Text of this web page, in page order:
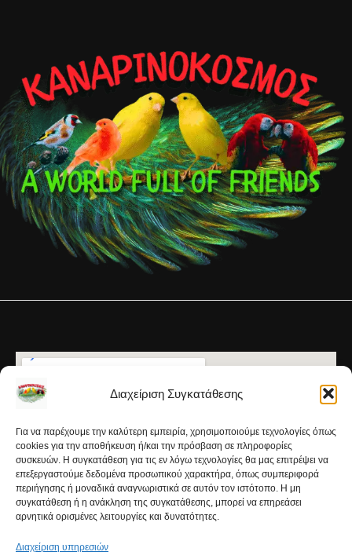
Διαχείριση Συγκατάθεσης
Για να παρέχουμε την καλύτερη εμπειρία, χρησιμοποιούμε τεχνολογίες όπως
cookies για την αποθήκευση ή/και την πρόσβαση σε πληροφορίες
συσκευών. Η συγκατάθεση για τις εν λόγω τεχνολογίες θα μας επιτρέψει να
επεξεργαστούμε δεδομένα προσωπικού χαρακτήρα, όπως συμπεριφορά
περιήγησης ή μοναδικά αναγνωριστικά σε αυτόν τον ιστότοπο. Η μη
συγκατάθεση ή η ανάκληση της συγκατάθεσης, μπορεί να επηρεάσει
αρνητικά ορισμένες λειτουργίες και δυνατότητες.
Διαχείριση υπηρεσιών